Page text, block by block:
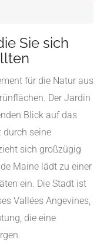
Sie sich
für die Natur aus
Der Jardin
Blick auf das
durch seine
sich großzügig
Maine lädt zu einer
ein. Die Stadt ist
Vallées Angevines,
die eine